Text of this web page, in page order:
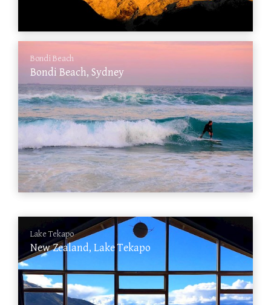
Bondi Beach
Bondi Beach, Sydney
Lake Tekapo
New Zealand, Lake Tekapo